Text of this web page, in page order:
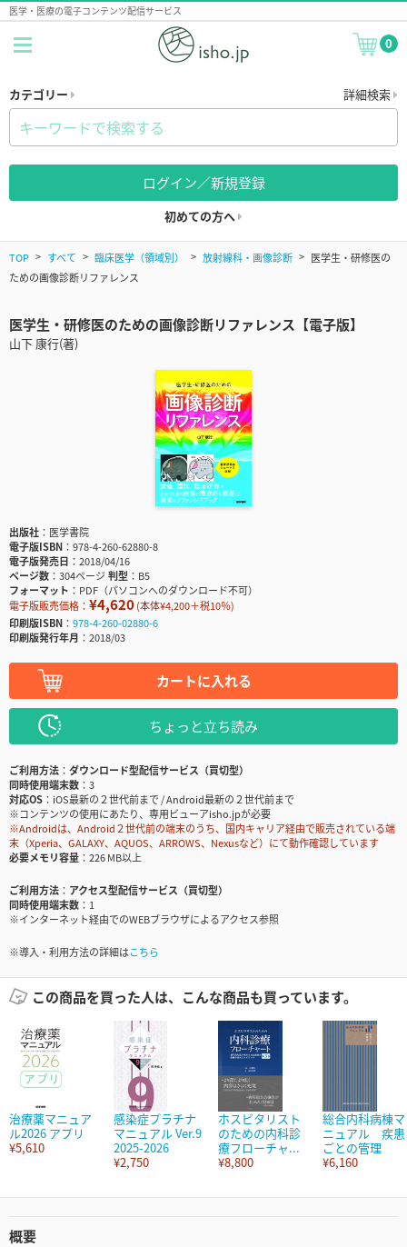
医学・医療の電子コンテンツ配信サービス
0
カテゴリー 詳細検索
ログイン／新規登録
初めての方へ
TOP すべて 臨床医学（領域別） 放射線科・画像診断
医学生・研修医の
ための画像診断リファレンス
医学生・研修医のための画像診断リファレンス【電子版】
山下 康行(著)
出版社
医学書院
電子版ISBN
978-4-260-62880-8
電子版発売日
2018/04/16
ページ数
304ページ判型
B5
フォーマット
PDF（パソコンへのダウンロード不可）
電子版販売価格： ¥4,620(本体¥4,200＋税10％)
印刷版ISBN
978-4-260-02880-6
印刷版発行年月
2018/03
カートに入れる
ちょっと立ち読み
ご利用方法
ダウンロード型配信サービス（買切型）
同時使用端末数
3
対応OS
iOS最新の２世代前まで / Android最新の２世代前まで
※コンテンツの使用にあたり、専用ビューアisho.jpが必要
※Androidは、Android２世代前の端末のうち、国内キャリア経由で販売されている端
末（Xperia、GALAXY、AQUOS、ARROWS、Nexusなど）にて動作確認しています
必要メモリ容量
226 MB以上
ご利用方法
アクセス型配信サービス（買切型）
同時使用端末数
1
※インターネット経由でのWEBブラウザによるアクセス参照
※導入・利用方法の詳細はこちら
この商品を買った人は、こんな商品も買っています。
治療薬マニュア
ル2026 アプリ
¥5,610
感染症プラチナ
マニュアル Ver.9
2025-2026
¥2,750
ホスピタリスト
のための内科診
療フローチャ...
¥8,800
総合内科病棟マ
ニュアル 疾患
ごとの管理
¥6,160
概要